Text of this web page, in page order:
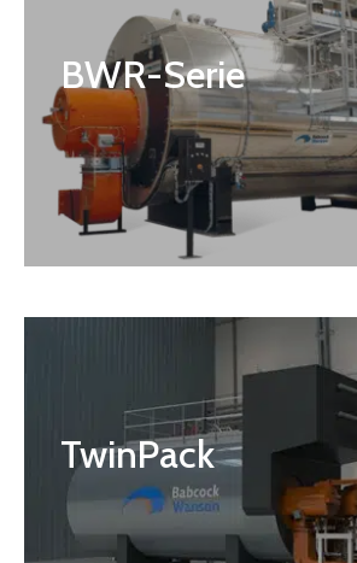
BWR-Serie
TwinPack